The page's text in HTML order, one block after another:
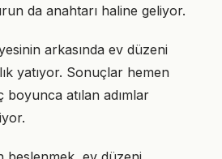
da anahtarı haline geliyor.
arkasında ev düzeni
yatıyor. Sonuçlar hemen
atılan adımlar